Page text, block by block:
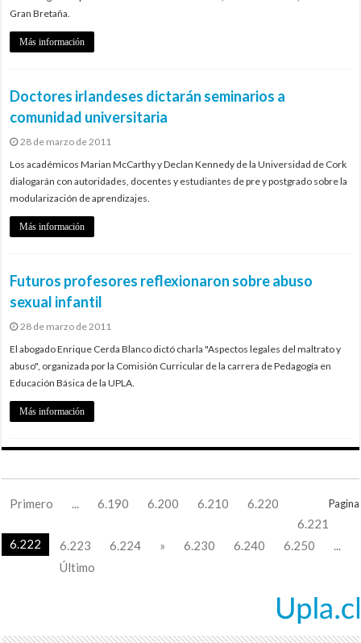
Gran Bretaña.
Más información
Doctores irlandeses dictarán seminarios a
comunidad universitaria
28 de marzo de 2011
Los académicos Marian McCarthy y Declan Kennedy de la Universidad de Cork
dialogarán con autoridades, docentes y estudiantes de pre y postgrado sobre la
modularización de aprendizajes.
Más información
Futuros profesores reflexionaron sobre abuso
sexual infantil
28 de marzo de 2011
El abogado Enrique Cerda Blanco dictó charla "Aspectos legales del maltrato y
abuso", organizada por la Comisión Curricular de la carrera de Pedagogía en
Educación Básica de la UPLA.
Más información
Pagina
Primero 6.190 6.200 6.210
6.220
6.221
6.222
6.223 6.224 » 6.230 6.240 6.250
Último